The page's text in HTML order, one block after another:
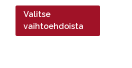
4,19€
41,90€
Valitse
vaihtoehdoista